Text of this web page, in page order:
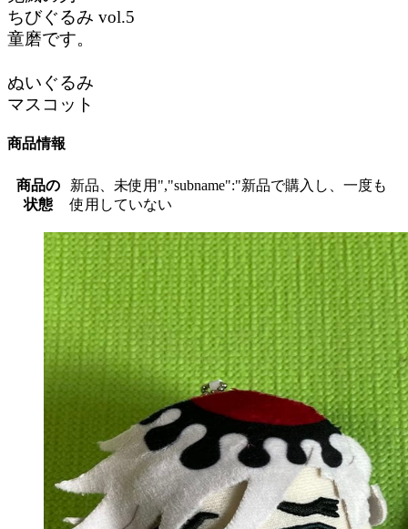
ちびぐるみ vol.5
童磨です。
ぬいぐるみ
マスコット
商品情報
商品の
状態
新品、未使用","subname":"新品で購入し、一度も
使用していない